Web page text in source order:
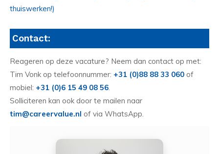
thuiswerken!)
Contact:
Reageren op deze vacature? Neem dan contact op met:
Tim Vonk op telefoonnummer: +31 (0)88 88 33 060 of
mobiel: +31 (0)6 15 49 08 56
Solliciteren kan ook door te mailen naar
tim@careervalue.nl of via WhatsApp.